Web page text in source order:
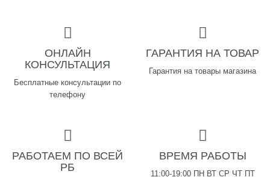
ОНЛАЙН
КОНСУЛЬТАЦИЯ
Бесплатные консультации по
телефону
ГАРАНТИЯ НА ТОВАР
Гарантия на товары магазина
РАБОТАЕМ ПО ВСЕЙ
РБ
ВРЕМЯ РАБОТЫ
11:00-19:00 ПН ВТ СР ЧТ ПТ